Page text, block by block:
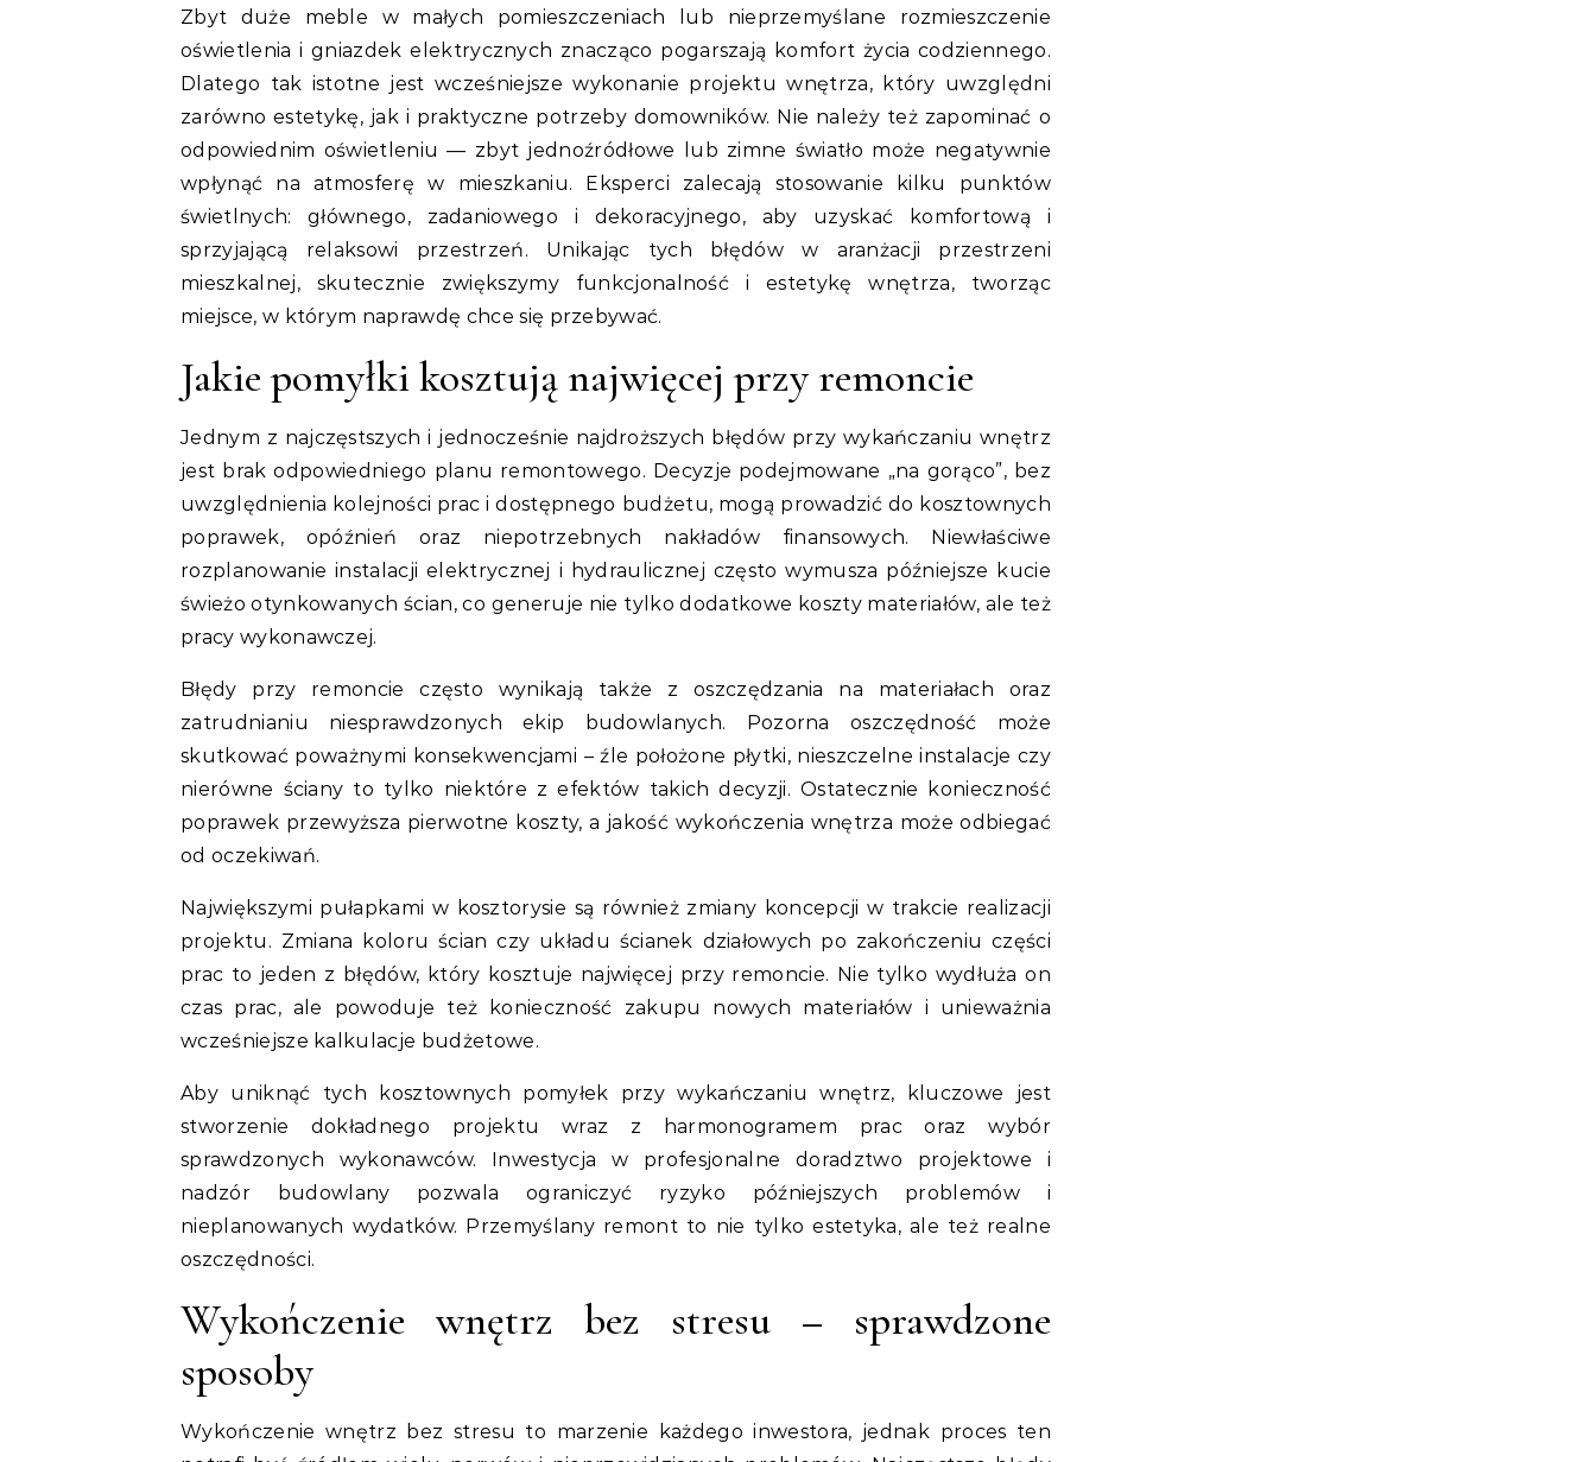
Zbyt duże meble w małych pomieszczeniach lub nieprzemyślane rozmieszczenie
oświetlenia i gniazdek elektrycznych znacząco pogarszają komfort życia codziennego.
Dlatego tak istotne jest wcześniejsze wykonanie projektu wnętrza, który uwzględni
zarówno estetykę, jak i praktyczne potrzeby domowników. Nie należy też zapominać o
odpowiednim oświetleniu — zbyt jednoźródłowe lub zimne światło może negatywnie
wpłynąć na atmosferę w mieszkaniu. Eksperci zalecają stosowanie kilku punktów
świetlnych: głównego, zadaniowego i dekoracyjnego, aby uzyskać komfortową i
sprzyjającą relaksowi przestrzeń. Unikając tych błędów w aranżacji przestrzeni
mieszkalnej, skutecznie zwiększymy funkcjonalność i estetykę wnętrza, tworząc
miejsce, w którym naprawdę chce się przebywać.
Jakie pomyłki kosztują najwięcej przy remoncie
Jednym z najczęstszych i jednocześnie najdroższych błędów przy wykańczaniu wnętrz
jest brak odpowiedniego planu remontowego. Decyzje podejmowane „na gorąco”, bez
uwzględnienia kolejności prac i dostępnego budżetu, mogą prowadzić do kosztownych
poprawek, opóźnień oraz niepotrzebnych nakładów finansowych. Niewłaściwe
rozplanowanie instalacji elektrycznej i hydraulicznej często wymusza późniejsze kucie
świeżo otynkowanych ścian, co generuje nie tylko dodatkowe koszty materiałów, ale też
pracy wykonawczej.
Błędy przy remoncie często wynikają także z oszczędzania na materiałach oraz
zatrudnianiu niesprawdzonych ekip budowlanych. Pozorna oszczędność może
skutkować poważnymi konsekwencjami – źle położone płytki, nieszczelne instalacje czy
nierówne ściany to tylko niektóre z efektów takich decyzji. Ostatecznie konieczność
poprawek przewyższa pierwotne koszty, a jakość wykończenia wnętrza może odbiegać
od oczekiwań.
Największymi pułapkami w kosztorysie są również zmiany koncepcji w trakcie realizacji
projektu. Zmiana koloru ścian czy układu ścianek działowych po zakończeniu części
prac to jeden z błędów, który kosztuje najwięcej przy remoncie. Nie tylko wydłuża on
czas prac, ale powoduje też konieczność zakupu nowych materiałów i unieważnia
wcześniejsze kalkulacje budżetowe.
Aby uniknąć tych kosztownych pomyłek przy wykańczaniu wnętrz, kluczowe jest
stworzenie dokładnego projektu wraz z harmonogramem prac oraz wybór
sprawdzonych wykonawców. Inwestycja w profesjonalne doradztwo projektowe i
nadzór budowlany pozwala ograniczyć ryzyko późniejszych problemów i
nieplanowanych wydatków. Przemyślany remont to nie tylko estetyka, ale też realne
oszczędności.
Wykończenie wnętrz bez stresu – sprawdzone
sposoby
Wykończenie wnętrz bez stresu to marzenie każdego inwestora, jednak proces ten